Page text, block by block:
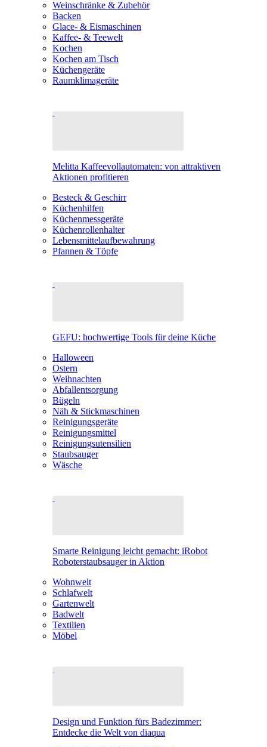
Weinschränke & Zubehör
Backen
Glace- & Eismaschinen
Kaffee- & Teewelt
Kochen
Kochen am Tisch
Küchengeräte
Raumklimageräte
Melitta Kaffeevollautomaten: von attraktiven
Aktionen profitieren
Besteck & Geschirr
Küchenhilfen
Küchenmessgeräte
Küchenrollenhalter
Lebensmittelaufbewahrung
Pfannen & Töpfe
GEFU: hochwertige Tools für deine Küche
Halloween
Ostern
Weihnachten
Abfallentsorgung
Bügeln
Näh & Stickmaschinen
Reinigungsgeräte
Reinigungsmittel
Reinigungsutensilien
Staubsauger
Wäsche
Smarte Reinigung leicht gemacht: iRobot
Roboterstaubsauger in Aktion
Wohnwelt
Schlafwelt
Gartenwelt
Badwelt
Textilien
Möbel
Design und Funktion fürs Badezimmer:
Entdecke die Welt von diaqua